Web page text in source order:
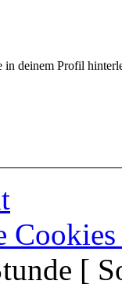
deinem Profil
Cookies
[